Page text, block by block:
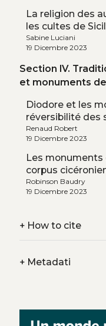
La religion des
les cultes de
Sabine Luciani
19 Dicembre 2023
Section IV.
et monuments
Diodore et les
réversibilité des
Renaud Robert
19 Dicembre 2023
Les monuments
corpus
Robinson Baudry
19 Dicembre 2023
+How to cite
+Metadati